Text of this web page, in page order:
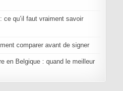
ce qu’il faut vraiment savoir
comparer avant de signer
en Belgique : quand le meilleur